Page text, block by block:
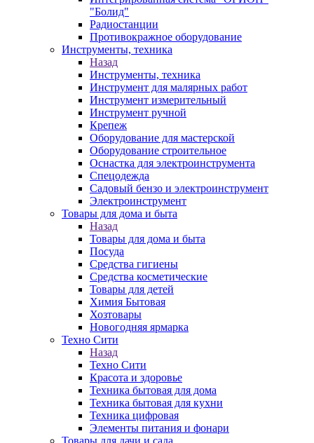
"Болид"
Радиостанции
Противокражное оборудование
Инструменты, техника
Назад
Инструменты, техника
Инструмент для малярных работ
Инструмент измерительный
Инструмент ручной
Крепеж
Оборудование для мастерской
Оборудование строительное
Оснастка для электроинструмента
Спецодежда
Садовый бензо и электроинструмент
Электроинструмент
Товары для дома и быта
Назад
Товары для дома и быта
Посуда
Средства гигиены
Средства косметические
Товары для детей
Химия Бытовая
Хозтовары
Новогодняя ярмарка
Техно Сити
Назад
Техно Сити
Красота и здоровье
Техника бытовая для дома
Техника бытовая для кухни
Техника цифровая
Элементы питания и фонари
Товары для дачи и сада